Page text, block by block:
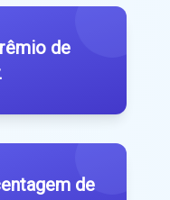
de
de